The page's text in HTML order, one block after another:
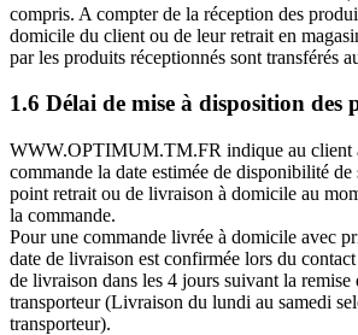
compris. A compter de la réception des
domicile du client ou de leur retrait en
par les produits réceptionnés sont transférés
1.6 Délai de mise à disposition des
WWW.OPTIMUM.TM.FR indique au client
commande la date estimée de disponibilité de
point retrait ou de livraison à domicile au
la commande.
Pour une commande livrée à domicile avec
date de livraison est confirmée lors du
de livraison dans les 4 jours suivant la remise
transporteur (Livraison du lundi au samedi
transporteur).